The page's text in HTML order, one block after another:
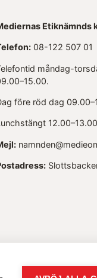
Etiknämnds
08-122 507 01
måndag-
före röd dag